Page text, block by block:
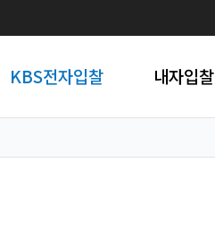
KBS전자입찰 내자입찰